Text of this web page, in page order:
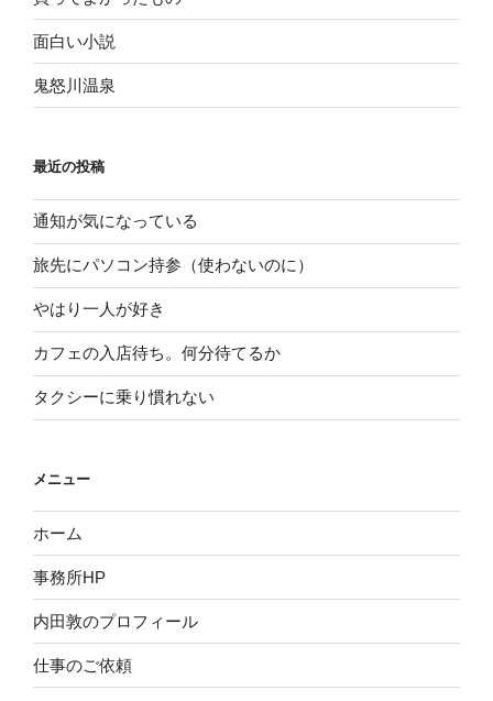
面白い小説
鬼怒川温泉
最近の投稿
通知が気になっている
旅先にパソコン持参（使わないのに）
やはり一人が好き
カフェの入店待ち。何分待てるか
タクシーに乗り慣れない
メニュー
ホーム
事務所HP
内田敦のプロフィール
仕事のご依頼